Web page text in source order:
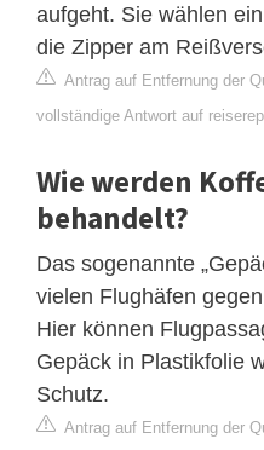
aufgeht. Sie wählen
die Zipper am
Antrag auf Entfernung der
vollständige Antwort auf
Wie werden
behandelt?
Das sogenannte
vielen Flughäfen
Hier können
Gepäck in Plastikfolie
Schutz.
Antrag auf Entfernung der